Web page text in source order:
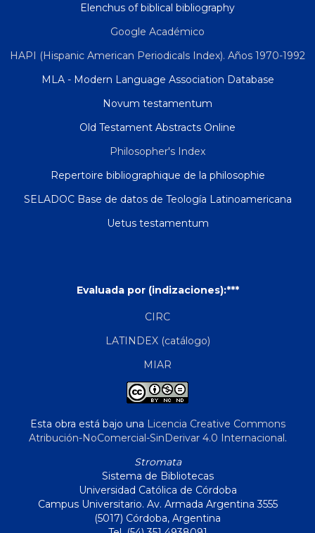
Elenchus of biblical bibliography
Google Académico
HAPI (Hispanic American Periodicals Index). Años 1970-1992
MLA - Modern Language Association Database
Novum testamentum
Old Testament Abstracts Online
Philosopher's Index
Repertoire bibliographique de la philosophie
SELADOC Base de datos de Teología Latinoamericana
Uetus testamentum
Evaluada por (indizaciones):***
CIRC
LATINDEX (catálogo)
MIAR
Esta obra está bajo una Licencia Creative Commons
Atribución-NoComercial-SinDerivar 4.0 Internacional.
Stromata
Sistema de Bibliotecas
Universidad Católica de Córdoba
Campus Universitario. Av. Armada Argentina 3555
(5017) Córdoba, Argentina